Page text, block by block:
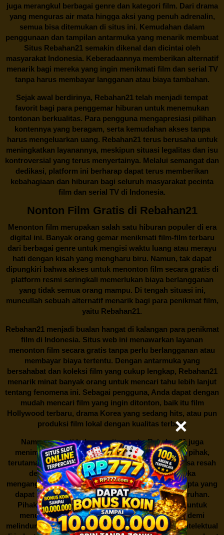
juga merangkul berbagai genre dan kategori film. Dari drama
yang menguras air mata hingga aksi yang penuh adrenalin,
semua bisa ditemukan di situs ini. Kemudahan dalam
penggunaan dan tampilan antarmuka yang menarik membuat
Situs Rebahan21semakin dikenal dan dicintai oleh
masyarakat Indonesia. Keberadaannya memberikan alternatif
menarik bagi mereka yang ingin menikmati film dan serial TV
tanpa harus membayar langganan atau biaya tambahan.
Sejak awal berdirinya, Rebahan21 telah menjadi tempat
favorit bagi para penggemar hiburan untuk menemukan
tontonan berkualitas. Para pengguna mengapresiasi pilihan
kontennya yang beragam, serta kemudahan akses tanpa
harus mengeluarkan uang. Rebahan21terus berusaha untuk
meningkatkan layanannya, meskipun situasi legalitas dan isu
kontroversial yang terus menyertainya. Melalui semangat dan
dedikasi, platform ini berharap dapat terus memberikan
kebahagiaan dan hiburan bagi seluruh masyarakat pecinta
film dan serial TV di Indonesia.
Nonton Film Gratis di Rebahan21
Menonton film merupakan salah satu hiburan populer di era
digital ini. Banyak orang gemar menikmati film-film terbaru
dari berbagai genre untuk mengisi waktu luang atau merayu
hati dengan kisah yang mengharu biru. Namun, tak dapat
dipungkiri bahwa akses untuk menonton film secara gratis di
platform resmi seringkali memerlukan biaya berlangganan
yang tidak semua orang mampu. Di tengah situasi ini,
muncullah sebuah alternatif menarik bagi para penikmat film,
yaitu Rebahan21.
Rebahan21menjadi bualan hangat di kalangan para penikmat
film di Indonesia. Situs web ini menawarkan layanan
menonton film secara gratis tanpa perlu berlangganan atau
membayar biaya tertentu. Dengan antarmuka yang
bersahabat dan koleksi film yang cukup lengkap, Rebahan21
menarik minat banyak orang untuk mencari tahu lebih lanjut
tentang fenomena ini. Sebagai pengguna, Anda dapat dengan
mudah mencari film yang ingin ditonton, baik itu film
Hollywood terbaru, drama Korea yang sedang hits, atau pun
produksi film lokal dengan kualitas terbaik.
Namun, seperti halnya cerita manis,Rebahan21juga
menimbulkan kontroversi di industri film. Banyak pihak,
terutama produsen film dan pemilik hak cipta, merasa resah
dengan maraknya situs-situs seperti ini. Mereka
menganggapnya sebagai bentuk pelanggaran hak cipta yang
dapat merugikan industri perfilman secara keseluruhan.
Pihak berwenang pun turut terlibat dalam upaya untuk
menutup situs-situs ilegal semacam Rebahan21 demi
melindungi keberlangsungan bisnis dan kekayaan intelektual